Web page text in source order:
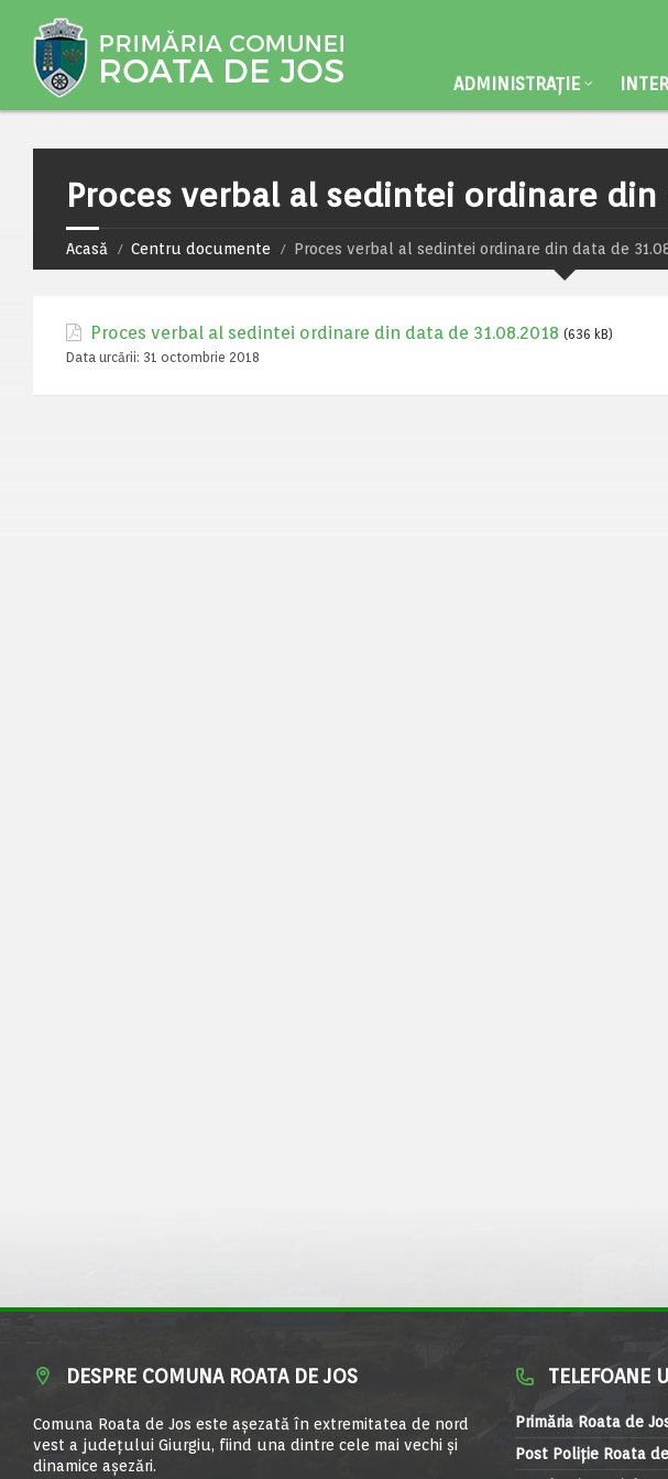
ADMINISTRAȚIE
Proces verbal al sedintei ordinare din
Acasă Centru documente Proces verbal al sedintei ordinare din data de
Proces verbal al sedintei ordinare din data de 31.08.2018 (636 kB)
Data urcării: 31 octombrie 2018
DESPRE COMUNA ROATA DE JOS
Comuna Roata de Jos este aşezată în extremitatea de nord
vest a judeţului Giurgiu, fiind una dintre cele mai vechi şi
dinamice aşezări.
TELEFOANE
Primăria Roata de
Post Poliție Roata